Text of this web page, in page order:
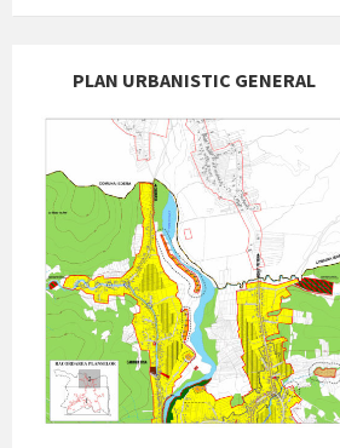
PLAN URBANISTIC GENERAL